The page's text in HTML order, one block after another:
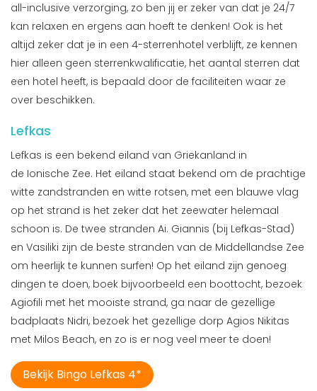
all-inclusive verzorging, zo ben jij er zeker van dat je 24/7
kan relaxen en ergens aan hoeft te denken! Ook is het
altijd zeker dat je in een 4-sterrenhotel verblijft, ze kennen
hier alleen geen sterrenkwalificatie, het aantal sterren dat
een hotel heeft, is bepaald door de faciliteiten waar ze
over beschikken.
Lefkas
Lefkas is een bekend eiland van Griekanland in
de Ionische Zee. Het eiland staat bekend om de prachtige
witte zandstranden en witte rotsen, met een blauwe vlag
op het strand is het zeker dat het zeewater helemaal
schoon is. De twee stranden Ai. Giannis (bij Lefkas-Stad)
en Vasiliki zijn de beste stranden van de Middellandse Zee
om heerlijk te kunnen surfen! Op het eiland zijn genoeg
dingen te doen, boek bijvoorbeeld een boottocht, bezoek
Agiofili met het mooiste strand, ga naar de gezellige
badplaats Nidri, bezoek het gezellige dorp Agios Nikitas
met Milos Beach, en zo is er nog veel meer te doen!
Bekijk Bingo Lefkas 4*